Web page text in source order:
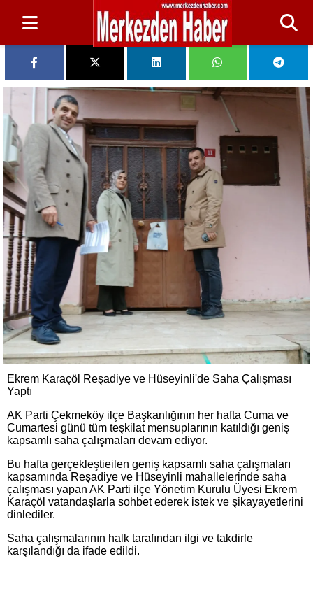
Ekrem Karaçöl Reşadiye ve Hüseyinli'de Saha Çalışması
Yaptı
AK Parti Çekmeköy ilçe Başkanlığının her hafta Cuma ve
Cumartesi günü tüm teşkilat mensuplarının katıldığı geniş
kapsamlı saha çalışmaları devam ediyor.
Bu hafta gerçekleştieilen geniş kapsamlı saha çalışmaları
kapsamında Reşadiye ve Hüseyinli mahallelerinde saha
çalışması yapan AK Parti ilçe Yönetim Kurulu Üyesi Ekrem
Karaçöl vatandaşlarla sohbet ederek istek ve şikayayetlerini
dinlediler.
Saha çalışmalarının halk tarafından ilgi ve takdirle
karşılandığı da ifade edildi.